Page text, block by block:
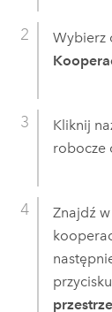
Wybierz
Kliknij
robocze
Znajdź
przycisku